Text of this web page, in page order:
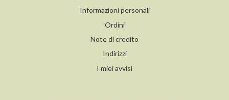
Informazioni personali
Ordini
Note di credito
Indirizzi
I miei avvisi